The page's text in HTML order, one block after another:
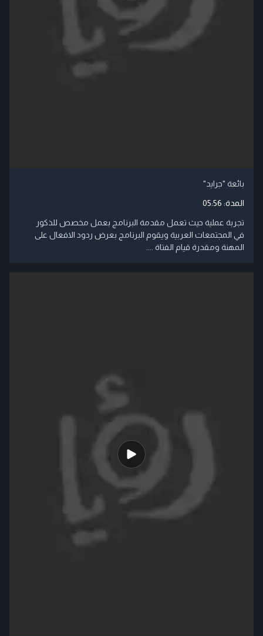
بائعة "جرايد"
المدة: 05:56
تجربة عملية حيث تعمل مقدمة البرنامج بعمل مخصص للذكور
في المجتمعات العربية ويقوم البرنامج بعرض ردود الافعال على
المهنة ومقدرة قيام الفتاة ....